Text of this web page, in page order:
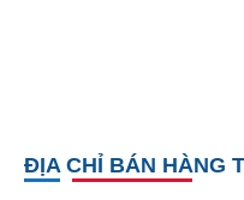
ĐỊA CHỈ BÁN HÀNG